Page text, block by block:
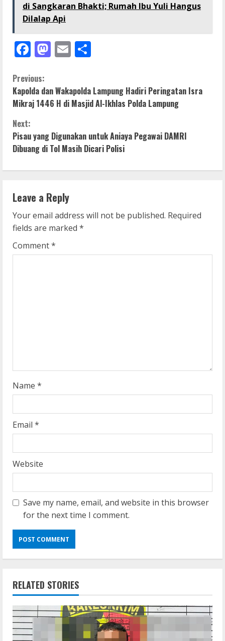
di Sangkaran Bhakti; Rumah Ibu Yuli Hangus
Dilalap Api
Facebook
Mastodon
Email
C
o
n
t
i
n
u
e
R
g
Previous:
Kapolda dan Wakapolda Lampung Hadiri Peringatan Isra
Mikraj 1446 H di Masjid Al-Ikhlas Polda Lampung
Next:
Pisau yang Digunakan untuk Aniaya Pegawai DAMRI
Dibuang di Tol Masih Dicari Polisi
Leave a Reply
Your email address will not be published. Required
fields are marked *
Comment*
Name *
Email *
Website
Save my name, email, and website in this browser
for the next time I comment.
RELATED STORIES